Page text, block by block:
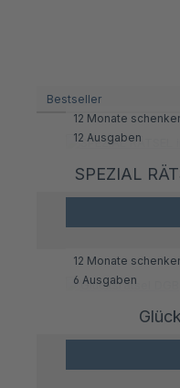
12 Monate
12 Ausgaben
SPEZIAL
12 Monate
6 Ausgaben